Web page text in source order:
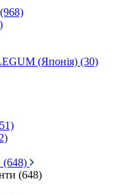
(Японія) (30)
(648)
(648)